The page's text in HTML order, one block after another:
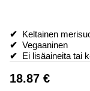
✔
Keltainen
✔ Vegaaninen
✔
Ei lisäaineita tai
18.87 €